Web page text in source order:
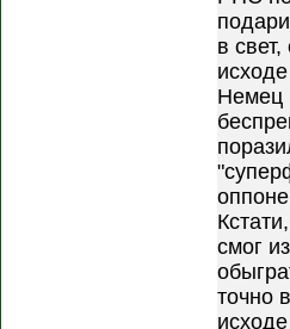
в
Немец
смог
точно